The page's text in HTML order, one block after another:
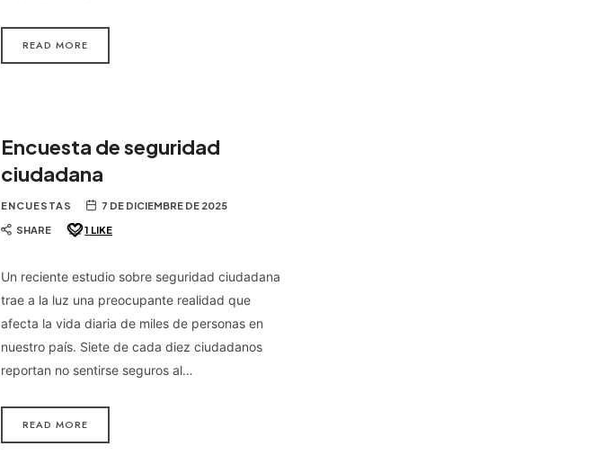
READ MORE
Encuesta de seguridad
ciudadana
ENCUESTAS 7 DE DICIEMBRE DE 2025
SHARE 1 LIKE
Un reciente estudio sobre seguridad ciudadana
trae a la luz una preocupante realidad que
afecta la vida diaria de miles de personas en
nuestro país. Siete de cada diez ciudadanos
reportan no sentirse seguros al…
READ MORE